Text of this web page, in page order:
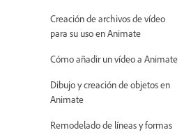
Creación de archivos de vídeo
para su uso en Animate
Cómo añadir un vídeo a Animate
Dibujo y creación de objetos en
Animate
Remodelado de líneas y formas